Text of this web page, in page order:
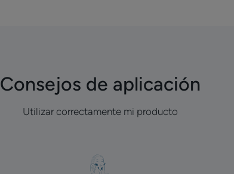
Consejos de aplicación
Utilizar correctamente mi producto